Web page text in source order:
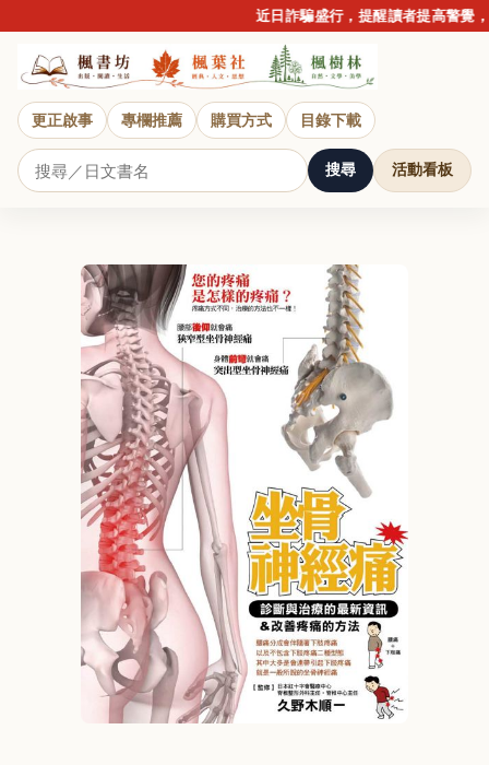
近日詐騙盛行，提醒讀者提高警覺，
更正啟事 專欄推薦 購買方式 目錄下載
搜尋 活動看板